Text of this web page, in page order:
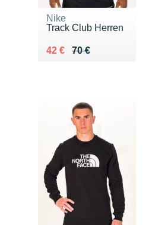
Nike
Track Club Herren
70 €
Au lieu de 70 €
42 €
Vendu 42 €